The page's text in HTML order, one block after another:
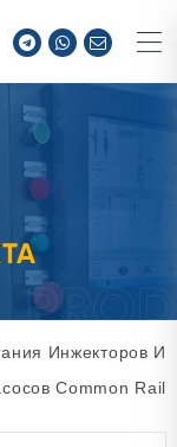
Инжекторов И
Common Rail